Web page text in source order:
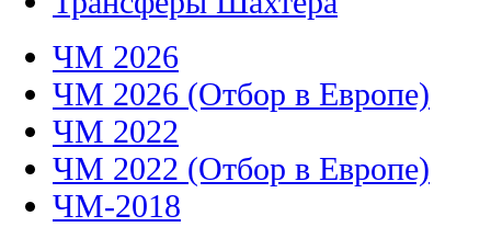
ЧМ 2026
ЧМ 2026 (Отбор в Европе)
ЧМ 2022
ЧМ 2022 (Отбор в Европе)
ЧМ-2018